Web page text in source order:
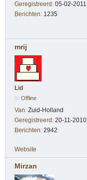
Geregistreerd: 05-02-2011
Berichten: 1235
mrij
Lid
Offline
Van: Zuid-Holland
Geregistreerd: 20-11-2010
Berichten: 2942
Website
Mirzan